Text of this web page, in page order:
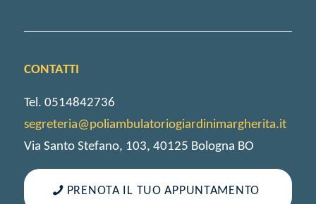
CONTATTI
Tel. 0514842736
segreteria@poliambulatoriogiardinimargherita.it
Via Santo Stefano, 103, 40125 Bologna BO
PRENOTA IL TUO APPUNTAMENTO